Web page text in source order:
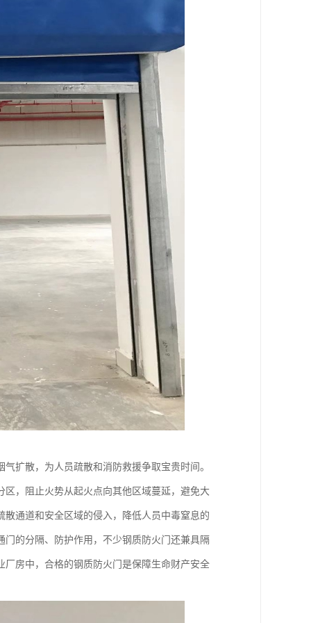
扩散，为人员疏散和消防救援争取宝贵时间。
，阻止火势从起火点向其他区域蔓延，避免大
通道和安全区域的侵入，降低人员中毒窒息的
的分隔、防护作用，不少钢质防火门还兼具隔
房中，合格的钢质防火门是保障生命财产安全